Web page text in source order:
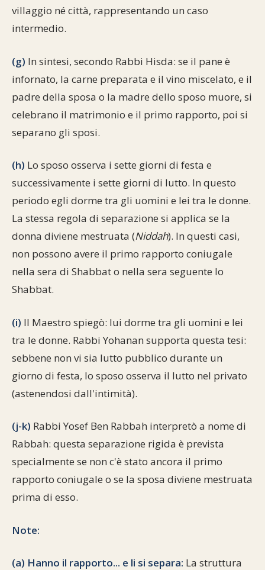
villaggio né città, rappresentando un caso
intermedio.
(g) In sintesi, secondo Rabbi Hisda: se il pane è
infornato, la carne preparata e il vino miscelato, e il
padre della sposa o la madre dello sposo muore, si
celebrano il matrimonio e il primo rapporto, poi si
separano gli sposi.
(h) Lo sposo osserva i sette giorni di festa e
successivamente i sette giorni di lutto. In questo
periodo egli dorme tra gli uomini e lei tra le donne.
La stessa regola di separazione si applica se la
donna diviene mestruata (Niddah). In questi casi,
non possono avere il primo rapporto coniugale
nella sera di Shabbat o nella sera seguente lo
Shabbat.
(i) Il Maestro spiegò: lui dorme tra gli uomini e lei
tra le donne. Rabbi Yohanan supporta questa tesi:
sebbene non vi sia lutto pubblico durante un
giorno di festa, lo sposo osserva il lutto nel privato
(astenendosi dall'intimità).
(j-k) Rabbi Yosef Ben Rabbah interpretò a nome di
Rabbah: questa separazione rigida è prevista
specialmente se non c'è stato ancora il primo
rapporto coniugale o se la sposa diviene mestruata
prima di esso.
Note:
(a) Hanno il rapporto... e li si separa: La struttura